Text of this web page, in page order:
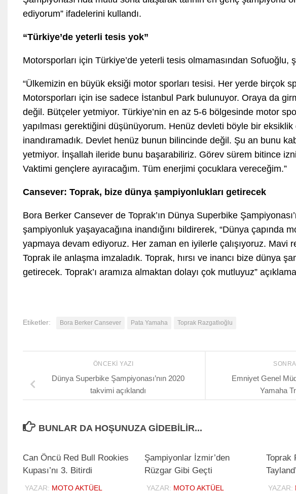
ediyorum” ifadelerini kullandı.
“Türkiye’de yeterli tesis yok”
Motorsporları için Türkiye’de yeterli tesis olmamasından Sofuoğlu,
“Ülkemizin en büyük eksiği motor sporları tesisi. Her yerde birçok
Motorsporları için ise sadece İstanbul Park bulunuyor. Oraya da
değil. Bütçeler yetmiyor. Türkiye’nin en az 5-6 bölgesinde motor
yapılması gerektiğini düşünüyorum. Henüz devleti böyle bir
inandıramadık. Devlet henüz bunun bilincinde değil. Şu an bunu
yetmiyor. İnşallah ileride bunu başarabiliriz. Görev sürem bitince
Vaktimi gençlere ayıracağım. Tüm enerjimi çocuklara vereceğim.”
Cansever: Toprak, bize dünya şampiyonlukları getirecek
Bora Berker Cansever de Toprak’ın Dünya Superbike
şampiyonluk yaşayacağına inandığını bildirerek, “Dünya çapında
yapmaya devam ediyoruz. Her zaman en iyilerle çalışıyoruz. Mavi
Toprak ile anlaşma imzaladık. Toprak, hırsı ve inancı bize dünya
getirecek. Toprak’ı aramıza almaktan dolayı çok mutluyuz”
Etiketler: Bora Berker Cansever Pata Yamaha Toprak Razgatlıoğlu
Emniyet Genel
Yamaha
ÖNCEKI YAZI
Dünya Superbike Şampiyonası’nın 2020
takvimi açıklandı
BUNLAR DA HOŞUNUZA GIDEBILIR...
Can Öncü Red Bull Rookies
Kupası’nı 3. Bitirdi
YAZAR: MOTO AKTÜEL
Şampiyonlar İzmir’den
Rüzgar Gibi Geçti
YAZAR: MOTO AKTÜEL
Toprak
YAZAR: